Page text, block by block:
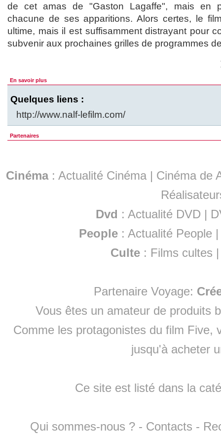
de cet amas de "Gaston Lagaffe", mais en
chacune de ses apparitions. Alors certes, le
ultime, mais il est suffisamment distrayant pour
subvenir aux prochaines grilles de programmes
En savoir plus
Quelques liens :
http://www.nalf-lefilm.com/
Partenaires
Cinéma: Actualité Cinéma | Cinéma de
Dvd : Actualité DVD |
People :Actualité People
Culte : Films cultes
Partenaire Voyage:
Vous êtes un amateur de produits
Comme les protagonistes du film Five,
jusqu'à acheter
Ce site est listé dans la
Qui sommes-nous ? - Contacts -